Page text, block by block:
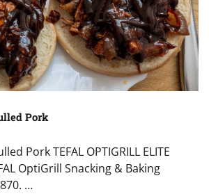
Pork
Pork TEFAL OPTIGRILL ELITE
OptiGrill Snacking & Baking
…